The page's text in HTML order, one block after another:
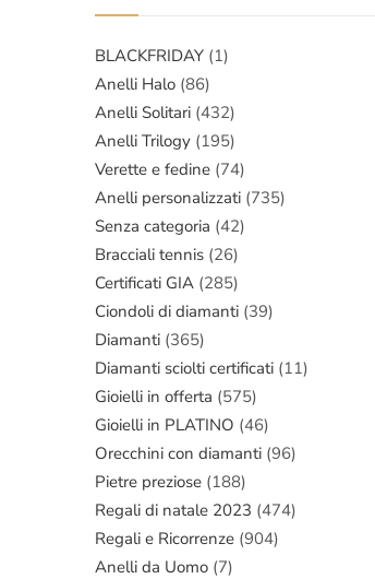
BLACKFRIDAY (1)
Anelli Halo (86)
Anelli Solitari (432)
Anelli Trilogy (195)
Verette e fedine (74)
Anelli personalizzati (735)
Senza categoria (42)
Bracciali tennis (26)
Certificati GIA (285)
Ciondoli di diamanti (39)
Diamanti (365)
Diamanti sciolti certificati (11)
Gioielli in offerta (575)
Gioielli in PLATINO (46)
Orecchini con diamanti (96)
Pietre preziose (188)
Regali di natale 2023 (474)
Regali e Ricorrenze (904)
Anelli da Uomo (7)